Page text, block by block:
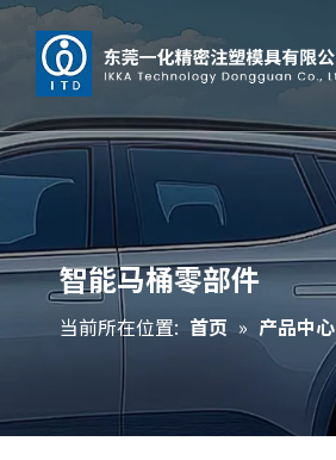
智能马桶零部件
当前所在位置: 首页 » 产品中心